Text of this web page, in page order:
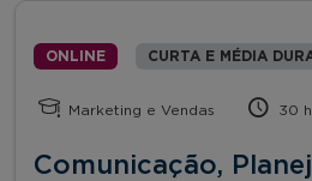
ONLINE CURTA E MÉDIA
Marketing e Vendas 30
Comunicação,